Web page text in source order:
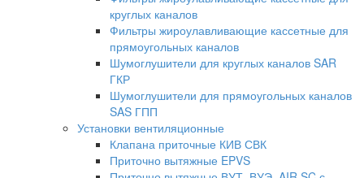
круглых каналов
Фильтры жироулавливающие кассетные для
прямоугольных каналов
Шумоглушители для круглых каналов SAR
ГКР
Шумоглушители для прямоугольных каналов
SAS ГПП
Установки вентиляционные
Клапана приточные КИВ СВК
Приточно вытяжные EPVS